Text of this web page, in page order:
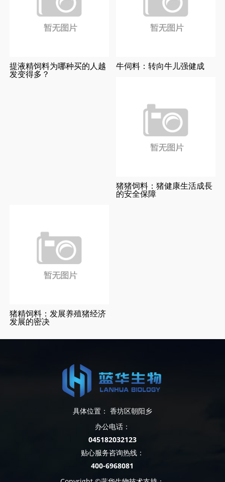
提液精饲料为哪种买的人越
发变得多？
牛伺料：转向牛儿强健成
猪猪饲料：猪健康生活成長
的安全保障
猪精饲料：发展养殖猪经济
发展的密决
具体位置： 香坊区朝阳乡
办公电话：
045182032123
贴心服务咨询热线：
400-6968081